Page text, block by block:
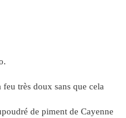
très doux sans que cela
de piment de Cayenne